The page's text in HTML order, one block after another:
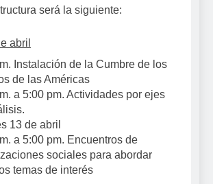
será la siguiente:
abril
Instalación de la Cumbre de los
de las Américas
a 5:00 pm. Actividades por ejes
13 de abril
a 5:00 pm. Encuentros de
sociales para abordar
temas de interés